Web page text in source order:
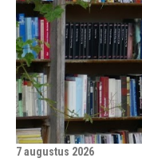
7 augustus 2026